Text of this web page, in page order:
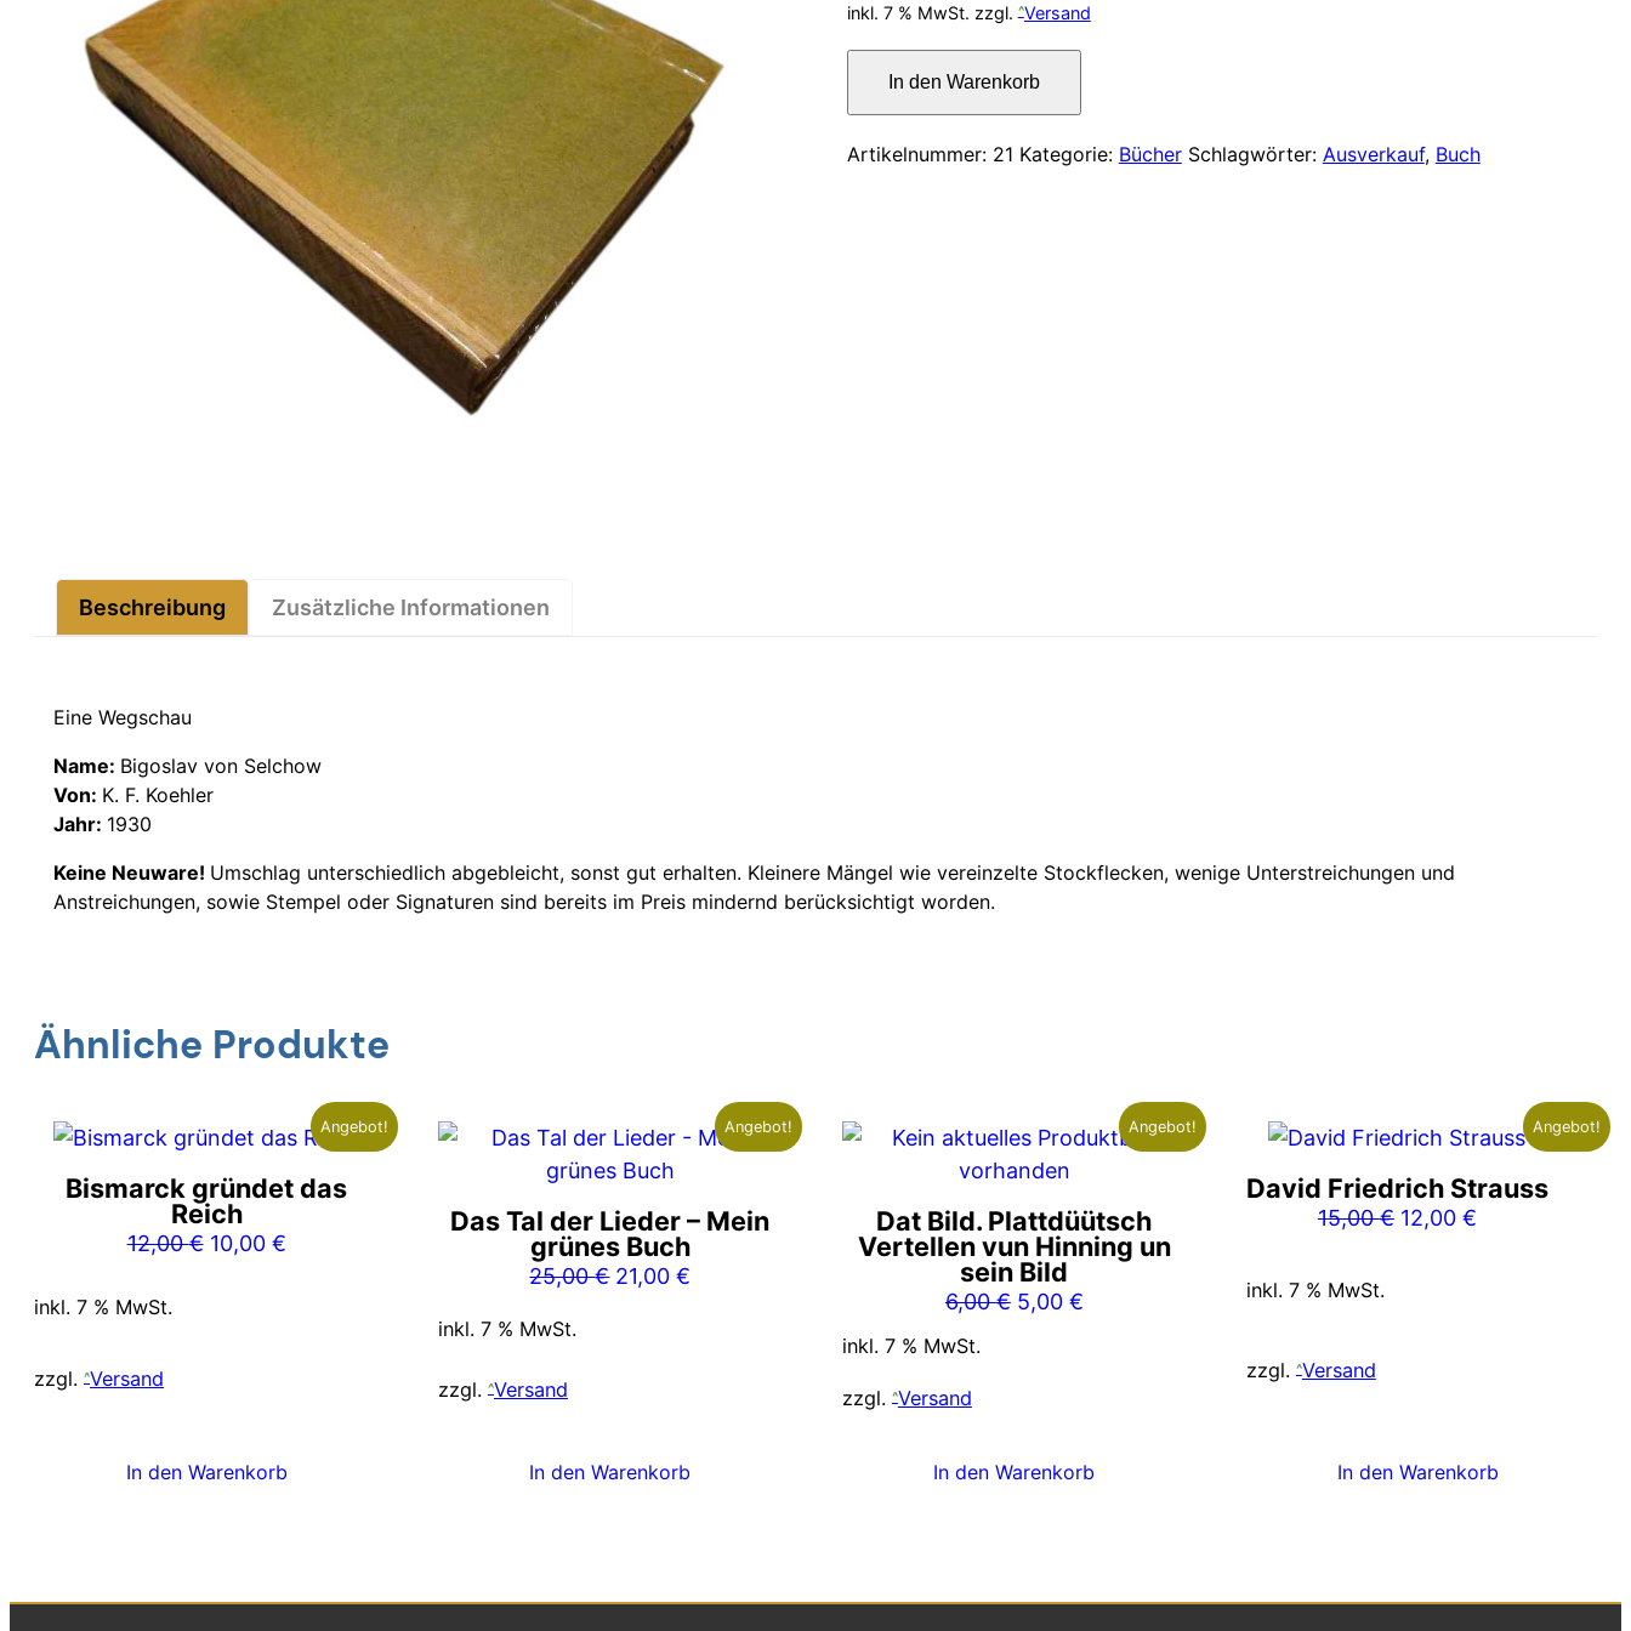
war:
23,00 €
inkl. 7 % MwSt. zzgl. Versand
Schwelle
des
In den Warenkorb
Artikelnummer: 21 Kategorie: Bücher Schlagwörter: Ausverkauf, Buch
Beschreibung Zusätzliche Informationen
Eine Wegschau
Name: Bigoslav von Selchow
Von: K. F. Koehler
Jahr: 1930
Keine Neuware! Umschlag unterschiedlich abgebleicht, sonst gut erhalten. Kleinere Mängel wie vereinzelte Stockflecken, wenige Unterstreichungen und
Anstreichungen, sowie Stempel oder Signaturen sind bereits im Preis mindernd berücksichtigt worden.
Ähnliche Produkte
Angebot!
Bismarck gründet das
Reich
12,00€ Ursprünglicher
10,00 €Aktueller
inkl. 7 % MwSt.
zzgl. Versand
In den Warenkorb
Angebot!
Das Tal der Lieder – Mein
grünes Buch
25,00€ Ursprünglicher
21,00€
inkl. 7 % MwSt.
zzgl. Versand
In den Warenkorb
Angebot!
Dat Bild. Plattdüütsch
Vertellen vun Hinning un
sein Bild
6,00€ Ursprünglicher
5,00 €Aktueller
inkl. 7 % MwSt.
zzgl. Versand
In den Warenkorb
Angebot!
David Friedrich Strauss
15,00€ Ursprünglicher
12,00 €Aktueller
inkl. 7 % MwSt.
zzgl. Versand
In den Warenkorb